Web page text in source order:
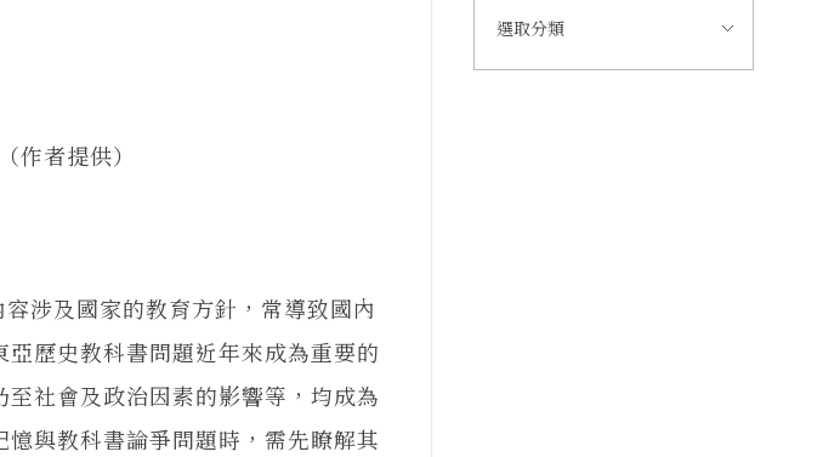
作者提供）
及國家的教育方針，常導致國內
歷史教科書問題近年來成為重要的
社會及政治因素的影響等，均成為
與教科書論爭問題時，需先瞭解其